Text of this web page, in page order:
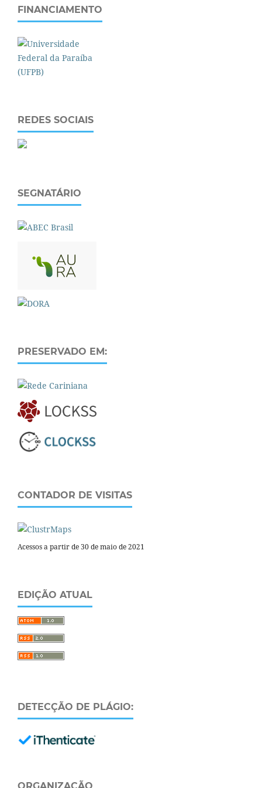
FINANCIAMENTO
REDES SOCIAIS
SEGNATÁRIO
PRESERVADO EM:
CONTADOR DE VISITAS
Acessos a partir de 30 de maio de 2021
EDIÇÃO ATUAL
DETECÇÃO DE PLÁGIO: